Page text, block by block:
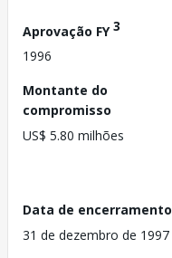
Aprovação FY3
1996
Montante do
compromisso
US$ 5.80 milhões
Data de encerramento
31 de dezembro de 1997